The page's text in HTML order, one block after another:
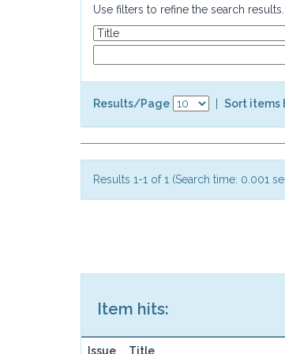
Use filters to refine the search results.
Results/Page Sort items
Results 1-1 of 1 (Search time: 0.001
Item hits:
Issue Title